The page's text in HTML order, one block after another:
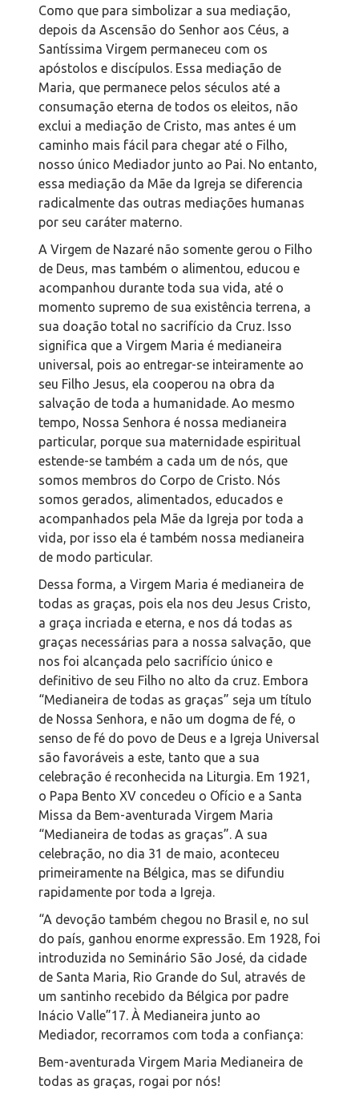
Como que para simbolizar a sua mediação,
depois da Ascensão do Senhor aos Céus, a
Santíssima Virgem permaneceu com os
apóstolos e discípulos. Essa mediação de
Maria, que permanece pelos séculos até a
consumação eterna de todos os eleitos, não
exclui a mediação de Cristo, mas antes é um
caminho mais fácil para chegar até o Filho,
nosso único Mediador junto ao Pai. No entanto,
essa mediação da Mãe da Igreja se diferencia
radicalmente das outras mediações humanas
por seu caráter materno.
A Virgem de Nazaré não somente gerou o Filho
de Deus, mas também o alimentou, educou e
acompanhou durante toda sua vida, até o
momento supremo de sua existência terrena, a
sua doação total no sacrifício da Cruz. Isso
significa que a Virgem Maria é medianeira
universal, pois ao entregar-se inteiramente ao
seu Filho Jesus, ela cooperou na obra da
salvação de toda a humanidade. Ao mesmo
tempo, Nossa Senhora é nossa medianeira
particular, porque sua maternidade espiritual
estende-se também a cada um de nós, que
somos membros do Corpo de Cristo. Nós
somos gerados, alimentados, educados e
acompanhados pela Mãe da Igreja por toda a
vida, por isso ela é também nossa medianeira
de modo particular.
Dessa forma, a Virgem Maria é medianeira de
todas as graças, pois ela nos deu Jesus Cristo,
a graça incriada e eterna, e nos dá todas as
graças necessárias para a nossa salvação, que
nos foi alcançada pelo sacrifício único e
definitivo de seu Filho no alto da cruz. Embora
“Medianeira de todas as graças” seja um título
de Nossa Senhora, e não um dogma de fé, o
senso de fé do povo de Deus e a Igreja Universal
são favoráveis a este, tanto que a sua
celebração é reconhecida na Liturgia. Em 1921,
o Papa Bento XV concedeu o Ofício e a Santa
Missa da Bem-aventurada Virgem Maria
“Medianeira de todas as graças”. A sua
celebração, no dia 31 de maio, aconteceu
primeiramente na Bélgica, mas se difundiu
rapidamente por toda a Igreja.
“A devoção também chegou no Brasil e, no sul
do país, ganhou enorme expressão. Em 1928, foi
introduzida no Seminário São José, da cidade
de Santa Maria, Rio Grande do Sul, através de
um santinho recebido da Bélgica por padre
Inácio Valle”17. À Medianeira junto ao
Mediador, recorramos com toda a confiança:
Bem-aventurada Virgem Maria Medianeira de
todas as graças, rogai por nós!